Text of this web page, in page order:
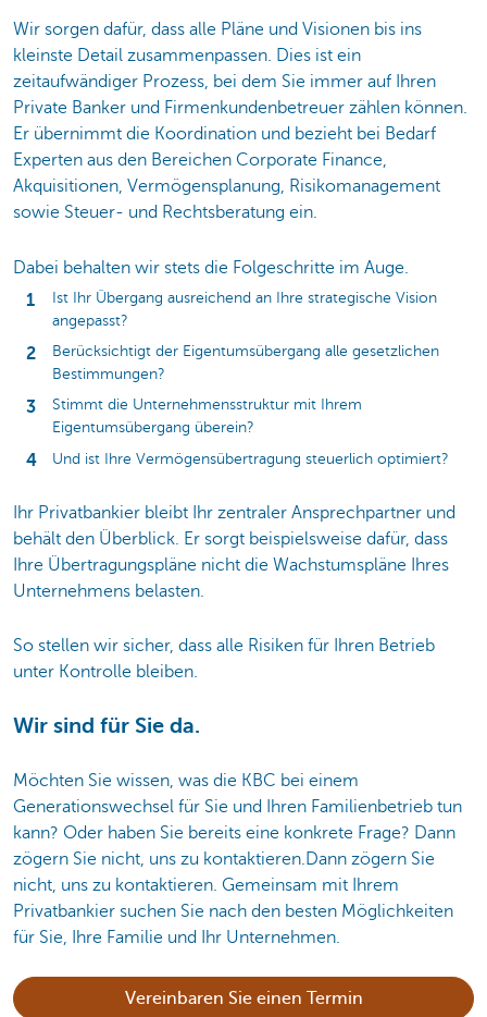
Wir sorgen dafür, dass alle Pläne und Visionen bis ins
kleinste Detail zusammenpassen. Dies ist ein
zeitaufwändiger Prozess, bei dem Sie immer auf Ihren
Private Banker und Firmenkundenbetreuer zählen können.
Er übernimmt die Koordination und bezieht bei Bedarf
Experten aus den Bereichen Corporate Finance,
Akquisitionen, Vermögensplanung, Risikomanagement
sowie Steuer- und Rechtsberatung ein.
Dabei behalten wir stets die Folgeschritte im Auge.
Ist Ihr Übergang ausreichend an Ihre strategische Vision
angepasst?
Berücksichtigt der Eigentumsübergang alle gesetzlichen
Bestimmungen?
Stimmt die Unternehmensstruktur mit Ihrem
Eigentumsübergang überein?
Und ist Ihre Vermögensübertragung steuerlich optimiert?
Ihr Privatbankier bleibt Ihr zentraler Ansprechpartner und
behält den Überblick. Er sorgt beispielsweise dafür, dass
Ihre Übertragungspläne nicht die Wachstumspläne Ihres
Unternehmens belasten.
So stellen wir sicher, dass alle Risiken für Ihren Betrieb
unter Kontrolle bleiben.
Wir sind für Sie da.
Möchten Sie wissen, was die KBC bei einem
Generationswechsel für Sie und Ihren Familienbetrieb tun
kann? Oder haben Sie bereits eine konkrete Frage? Dann
zögern Sie nicht, uns zu kontaktieren.Dann zögern Sie
nicht, uns zu kontaktieren. Gemeinsam mit Ihrem
Privatbankier suchen Sie nach den besten Möglichkeiten
für Sie, Ihre Familie und Ihr Unternehmen.
Vereinbaren Sie einen Termin